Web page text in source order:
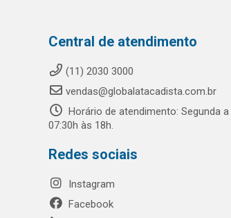
Central de atendimento
(11) 2030 3000
vendas@globalatacadista.com.br
Horário de atendimento: Segunda
07:30h às 18h.
Redes sociais
Instagram
Facebook